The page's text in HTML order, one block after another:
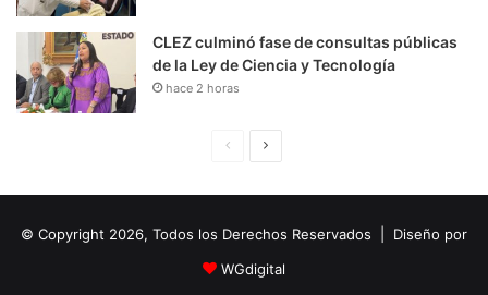
CLEZ culminó fase de consultas públicas
de la Ley de Ciencia y Tecnología
hace 2 horas
i
n
u
i
© Copyright 2026, Todos los Derechos Reservados | Diseño por
WGdigital